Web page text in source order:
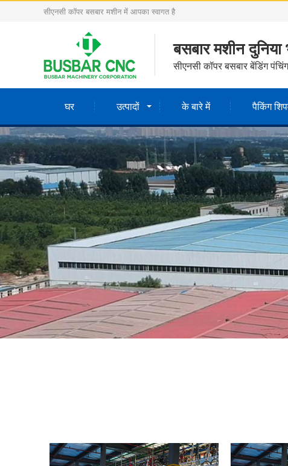
सीएनसी कॉपर बसबार मशीन में आपका स्वागत है
बसबार मशीन
सीएनसी कॉपर बसबार बेंडिंग
घर उत्पादों के बारे में पैकिंग